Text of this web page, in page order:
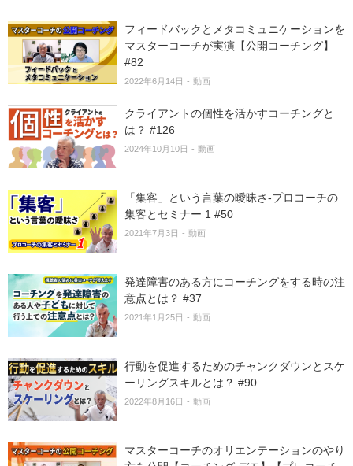
フィードバックとメタコミュニケーションを
マスターコーチが実演【公開コーチング】
#82
2022年6月14日 動画
クライアントの個性を活かすコーチングと
は？ #126
2024年10月10日 動画
「集客」という言葉の曖昧さ-プロコーチの
集客とセミナー 1 #50
2021年7月3日 動画
発達障害のある方にコーチングをする時の注
意点とは？ #37
2021年1月25日 動画
行動を促進するためのチャンクダウンとスケ
ーリングスキルとは？ #90
2022年8月16日 動画
マスターコーチのオリエンテーションのやり